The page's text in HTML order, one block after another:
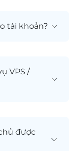
tài khoản?
VPS /
được